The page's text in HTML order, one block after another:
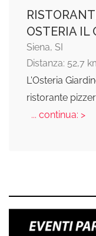
OSTERIA IL
Siena, SI
Distanza: 52,7
L'Osteria
ristorante
... continua: >